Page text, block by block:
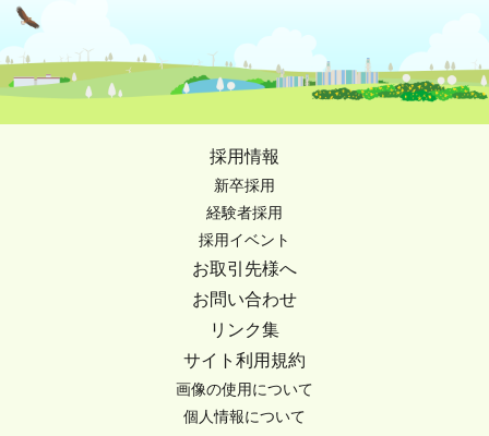
採用情報
新卒採用
経験者採用
採用イベント
お取引先様へ
お問い合わせ
リンク集
サイト利用規約
画像の使用について
個人情報について